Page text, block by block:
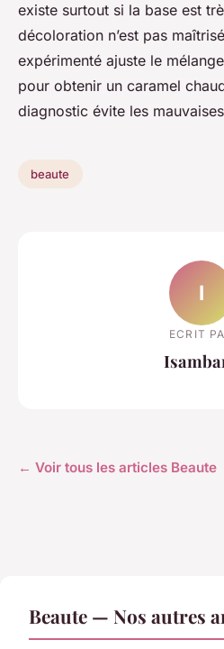
existe surtout si la base est
décoloration n’est pas
expérimenté ajuste le
pour obtenir un caramel
diagnostic évite les
beaute
I
ECRIT
← Voir tous les articles Beaute
Beaute — Nos autres